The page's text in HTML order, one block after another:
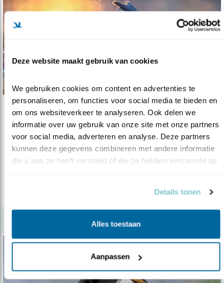
Deze website maakt gebruik van cookies
We gebruiken cookies om content en advertenties te
personaliseren, om functies voor social media te bieden en
om ons websiteverkeer te analyseren. Ook delen we
informatie over uw gebruik van onze site met onze partners
voor social media, adverteren en analyse. Deze partners
kunnen deze gegevens combineren met andere informatie
die u aan ze heeft verstrekt of die ze hebben verzameld op
Details tonen
Alles toestaan
Aanpassen
Nieuws
BirdLife International op klimaattop in ..
16.11.22BirdLife maakt zich daar sterk voor een
gelijkwaardige, CO2-neutrale en nat..